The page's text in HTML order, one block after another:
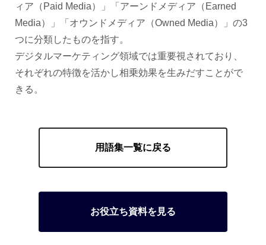
ィア（Paid Media）」「アーンドメディア（Earned
Media）」「オウンドメディア（Owned Media）」の3
つに分類したものを指す。
デジタルマーケティング領域では重要視されており、
それぞれの特徴を活かし相乗効果を生みだすことがで
きる。
用語集一覧に戻る
お役立ち資料を見る